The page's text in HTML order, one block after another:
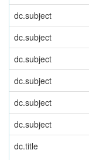
dc.subject
dc.subject
dc.subject
dc.subject
dc.subject
dc.subject
dc.title